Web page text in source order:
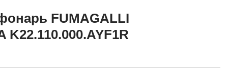
FUMAGALLI
K22.110.000.AYF1R